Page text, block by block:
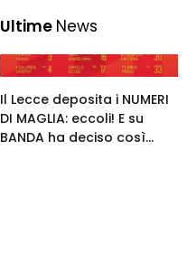
Ultime News
Il Lecce deposita i NUMERI
DI MAGLIA: eccoli! E su
BANDA ha deciso così...